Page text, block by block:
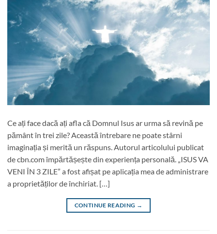
Ce ați face dacă ați afla că Domnul Isus ar urma să revină pe
pământ în trei zile? Această întrebare ne poate stârni
imaginația și merită un răspuns. Autorul articolului publicat
de cbn.com împărtășește din experiența personală. „ISUS VA
VENI ÎN 3 ZILE” a fost afișat pe aplicația mea de administrare
a proprietăților de închiriat. […]
CONTINUE READING →